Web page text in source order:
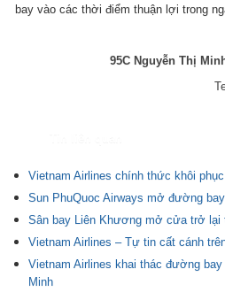
bay vào các thời điểm thuận lợi trong
95C Nguyễn Thị
Vietnam Airlines chính thức khôi
Sun PhuQuoc Airways mở đường
Sân bay Liên Khương mở cửa trở lại
Vietnam Airlines – Tự tin cất cánh
Vietnam Airlines khai thác đường
Minh